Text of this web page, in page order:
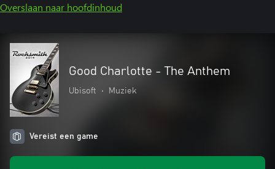
Overslaan naar hoofdinhoud
Good Charlotte - The Anthem
Ubisoft • Muziek
Vereist een game